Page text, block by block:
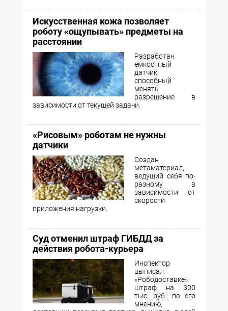
Искусственная кожа позволяет
роботу «ощупывать» предметы на
расстоянии
Разработан
емкостный
датчик,
способный
менять
разрешение в
зависимости от текущей задачи.
«Рисовым» роботам не нужны
датчики
Создан
метаматериал,
ведущий себя по-
разному в
зависимости от
скорости
приложения нагрузки.
Суд отменил штраф ГИБДД за
действия робота-курьера
Инспектор
выписал
«Рободоставке»
штраф на 300
тыс. руб.: по его
мнению,